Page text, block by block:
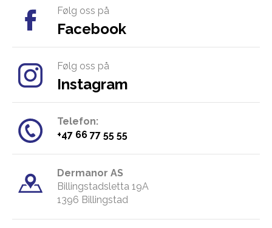
Følg oss på
Facebook
Følg oss på
Instagram
Telefon:
​+47 66 77 55 55
Dermanor AS
Billingstadsletta 19A
​1396 Billingstad